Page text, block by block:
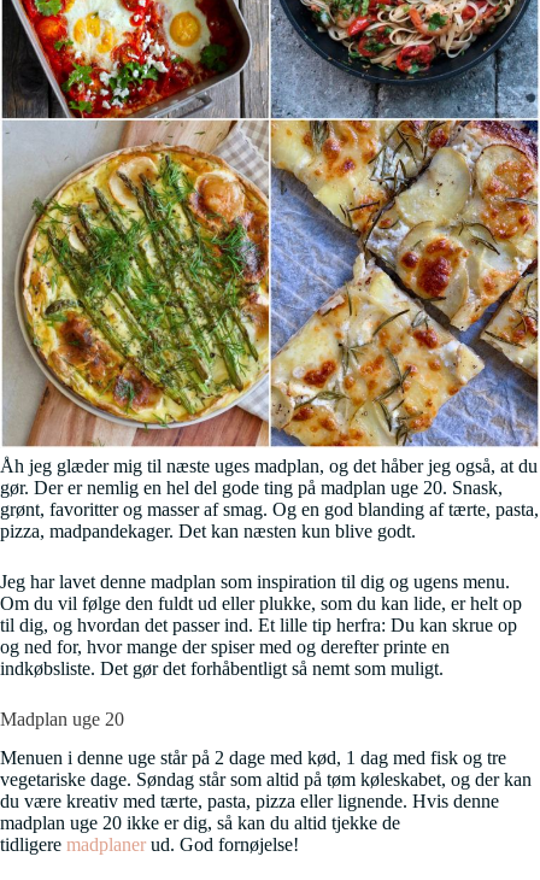
Åh jeg glæder mig til næste uges madplan, og det håber jeg også, at du
gør. Der er nemlig en hel del gode ting på madplan uge 20. Snask,
grønt, favoritter og masser af smag. Og en god blanding af tærte, pasta,
pizza, madpandekager. Det kan næsten kun blive godt.
Jeg har lavet denne madplan som inspiration til dig og ugens menu.
Om du vil følge den fuldt ud eller plukke, som du kan lide, er helt op
til dig, og hvordan det passer ind. Et lille tip herfra: Du kan skrue op
og ned for, hvor mange der spiser med og derefter printe en
indkøbsliste. Det gør det forhåbentligt så nemt som muligt.
Madplan uge 20
Menuen i denne uge står på 2 dage med kød, 1 dag med fisk og tre
vegetariske dage. Søndag står som altid på tøm køleskabet, og der kan
du være kreativ med tærte, pasta, pizza eller lignende. Hvis denne
madplan uge 20 ikke er dig, så kan du altid tjekke de
tidligere madplaner ud. God fornøjelse!